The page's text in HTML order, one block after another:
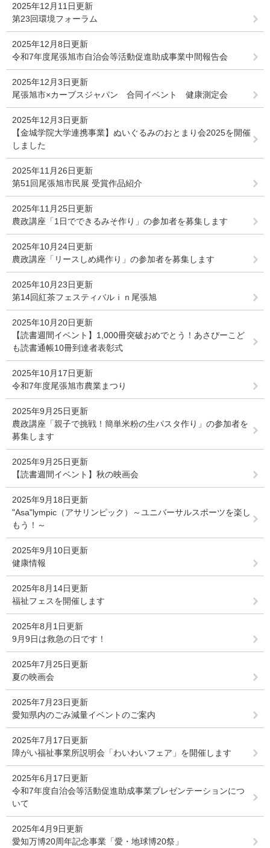
2025年12月11日更新
第23回環境フォーラム
2025年12月8日更新
令和7年度尾張旭市自治会等活動促進助成事業中間報告会
2025年12月3日更新
尾張旭市×カーブスジャパン 合同イベント 健康測定会
2025年12月3日更新
【金城学院大学連携事業】ぬいぐるみのおとまり会2025を開催
しました
2025年11月26日更新
第51回尾張旭市民展 受賞作品紹介
2025年11月25日更新
農政講座「1日でできるみそ作り」の参加者を募集します
2025年10月24日更新
農政講座「リースしめ縄作り」の参加者を募集します
2025年10月23日更新
第14回紅茶フェスティバルｉｎ尾張旭
2025年10月20日更新
【読書週間イベント】1,000冊突破おめでとう！あさぴーこど
も読書通帳10冊到達者表彰式
2025年10月17日更新
令和7年度尾張旭市農業まつり
2025年9月25日更新
農政講座「親子で挑戦！簡単米粉の生パスタ作り」の参加者を
募集します
2025年9月25日更新
【読書週間イベント】秋の映画会
2025年9月18日更新
"Asa"lympic（アサリンピック）～ユニバーサルスポーツを楽し
もう！～
2025年9月10日更新
健康情報
2025年8月14日更新
福祉フェスを開催します
2025年8月1日更新
9月9日は救急の日です！
2025年7月25日更新
夏の映画会
2025年7月23日更新
愛知県内のごみ減量イベントのご案内
2025年7月17日更新
障がい福祉事業所説明会「わいわいフェア」を開催します
2025年6月17日更新
令和7年度自治会等活動促進助成事業プレゼンテーションにつ
いて
2025年4月9日更新
愛知万博20周年記念事業「愛・地球博20祭」